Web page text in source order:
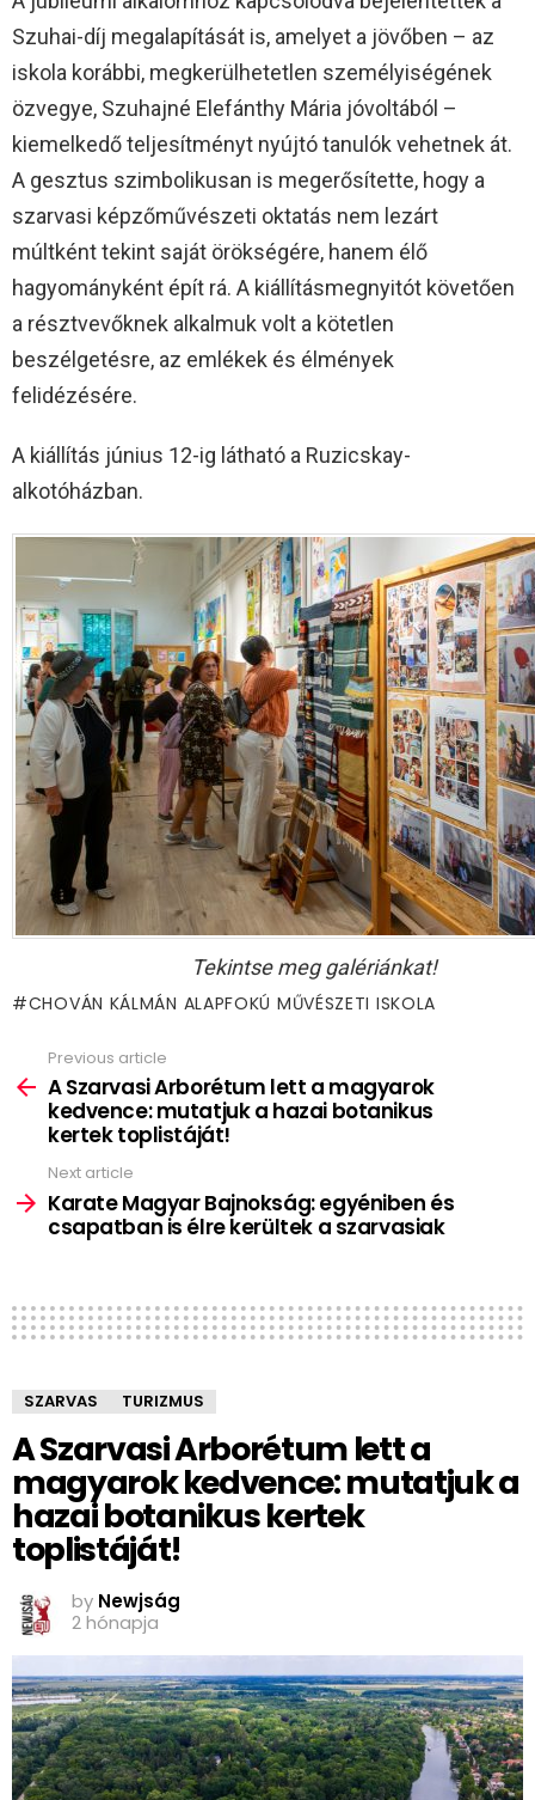
Szuhai-díj megalapítását is, amelyet a jövőben – az
iskola korábbi, megkerülhetetlen személyiségének
özvegye, Szuhajné Elefánthy Mária jóvoltából –
kiemelkedő teljesítményt nyújtó tanulók vehetnek át.
A gesztus szimbolikusan is megerősítette, hogy a
szarvasi képzőművészeti oktatás nem lezárt
múltként tekint saját örökségére, hanem élő
hagyományként épít rá. A kiállításmegnyitót követően
a résztvevőknek alkalmuk volt a kötetlen
beszélgetésre, az emlékek és élmények
felidézésére.
A kiállítás június 12-ig látható a Ruzicskay-
alkotóházban.
Tekintse meg galériánkat!
CHOVÁN KÁLMÁN ALAPFOKÚ MŰVÉSZETI ISKOLA
more
Previous article
A Szarvasi Arborétum lett a magyarok
kedvence: mutatjuk a hazai botanikus
kertek toplistáját!
Next article
Karate Magyar Bajnokság: egyéniben és
csapatban is élre kerültek a szarvasiak
SZARVAS TURIZMUS
A Szarvasi Arborétum lett a
magyarok kedvence: mutatjuk a
hazai botanikus kertek
toplistáját!
by Newjság
2 hónapja